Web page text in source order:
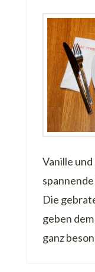
Vanille
Die
geben
ganz